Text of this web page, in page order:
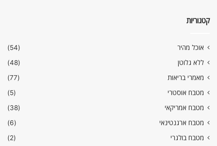
קטגוריות
אוכל מהיר
(54)
ללא גלוטן
(48)
מאמרי בריאות
(77)
מטבח אוסטרי
(5)
מטבח אמריקאי
(38)
מטבח ארגנטינאי
(6)
מטבח בולגרי
(2)